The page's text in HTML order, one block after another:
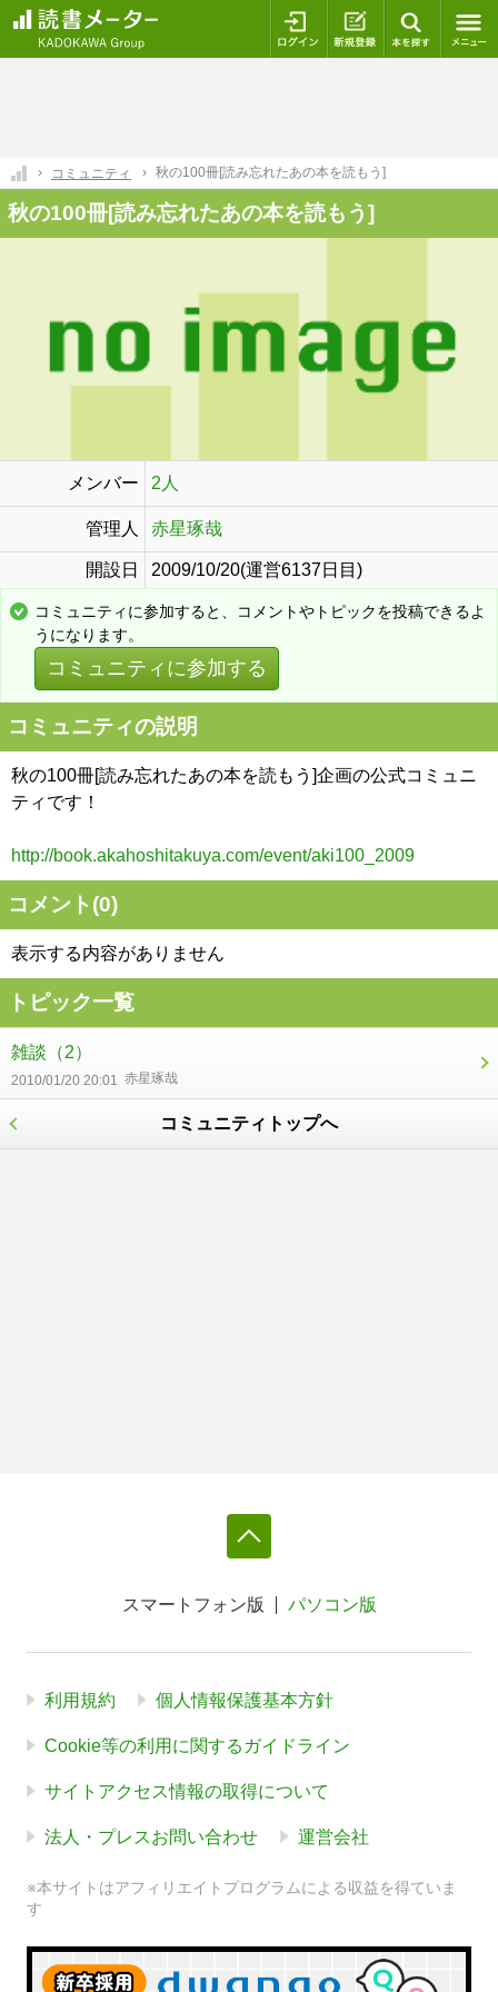
ログイン 新規登録
コミュニティ 秋の100冊[読み忘れたあの本を読もう]
秋の100冊[読み忘れたあの本を読もう]
メンバー 2人
管理人 赤星琢哉
開設日 2009/10/20(運営6137日目)
コミュニティに参加すると、コメントやトピックを投稿できるよ
うになります。
コミュニティに参加する
コミュニティの説明
秋の100冊[読み忘れたあの本を読もう]企画の公式コミュニ
ティです！
http://book.akahoshitakuya.com/event/aki100_2009
コメント(0)
表示する内容がありません
トピック一覧
雑談 （2）
2010/01/20 20:01 赤星琢哉
コミュニティトップへ
スマートフォン版 パソコン版
利用規約 個人情報保護基本方針
Cookie等の利用に関するガイドライン
サイトアクセス情報の取得について
法人・プレスお問い合わせ 運営会社
※本サイトはアフィリエイトプログラムによる収益を得ていま
す